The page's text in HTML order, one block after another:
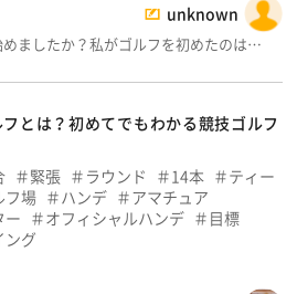
unknown
ましたか？私がゴルフを初めたのは…
とは？初めてでもわかる競技ゴルフ
緊張 ラウンド 14本
ティー
フ場
ハンデ
アマチュア
ー
オフィシャルハンデ
目標
ング